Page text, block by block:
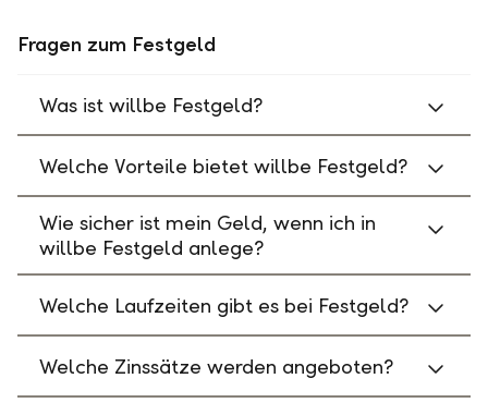
Fragen zum Festgeld
Was ist willbe Festgeld?
Welche Vorteile bietet willbe Festgeld?
Wie sicher ist mein Geld, wenn ich in
willbe Festgeld anlege?
Welche Laufzeiten gibt es bei Festgeld?
Welche Zinssätze werden angeboten?